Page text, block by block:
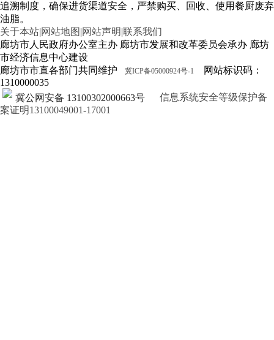
追溯制度，确保进货渠道安全，严禁购买、回收、使用餐厨废弃
油脂。
关于本站|网站地图 |网站声明|联系我们
廊坊市人民政府办公室主办 廊坊市发展和改革委员会承办 廊坊
市经济信息中心建设
廊坊市市直各部门共同维护
冀ICP备05000924号-1
网站标识码：
1310000035
冀公网安备 13100302000663号
信息系统安全等级保护备
案证明13100049001-17001